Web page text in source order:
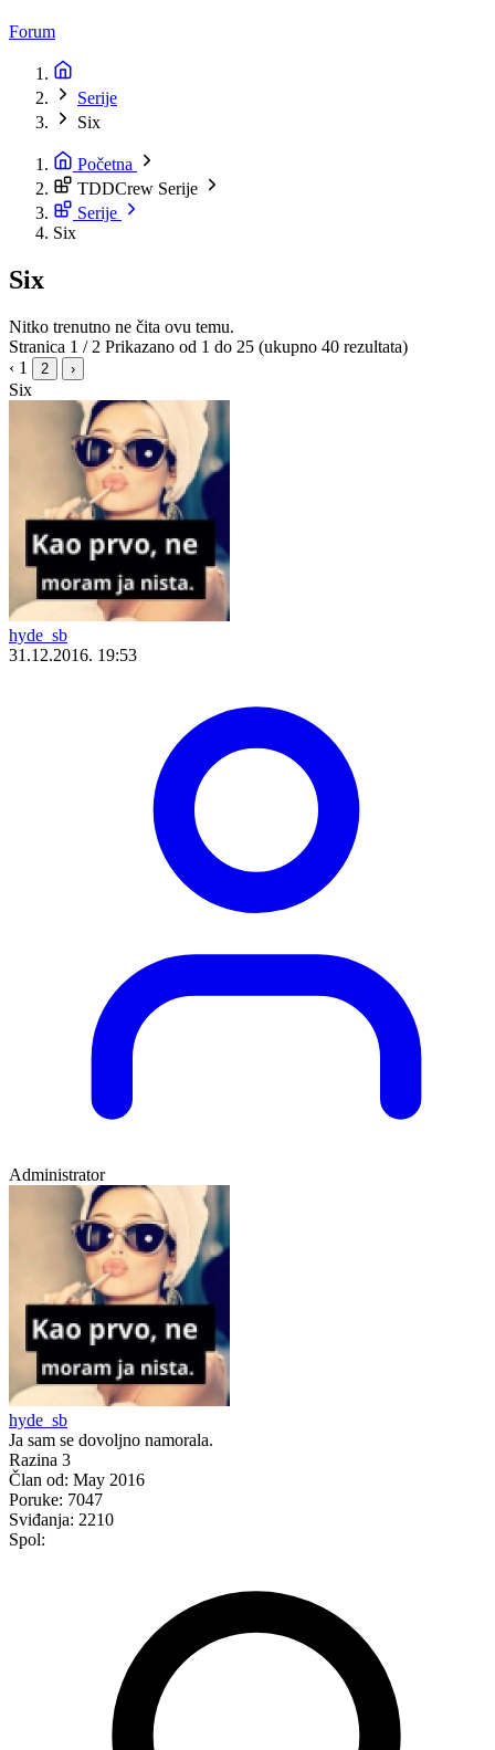
Forum
Serije
Six
Početna
TDDCrew Serije
Serije
Six
Six
Nitko trenutno ne čita ovu temu.
Stranica 1 / 2 Prikazano od 1 do 25 (ukupno 40 rezultata)
‹ 1 2 ›
Six
hyde_sb
31.12.2016. 19:53
Administrator
hyde_sb
Ja sam se dovoljno namorala.
Razina 3
Član od: May 2016
Poruke: 7047
Sviđanja: 2210
Spol: